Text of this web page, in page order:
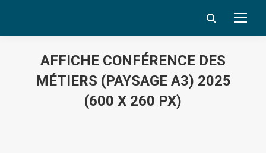
Search:
AFFICHE CONFÉRENCE DES
MÉTIERS (PAYSAGE A3) 2025
(600 X 260 PX)